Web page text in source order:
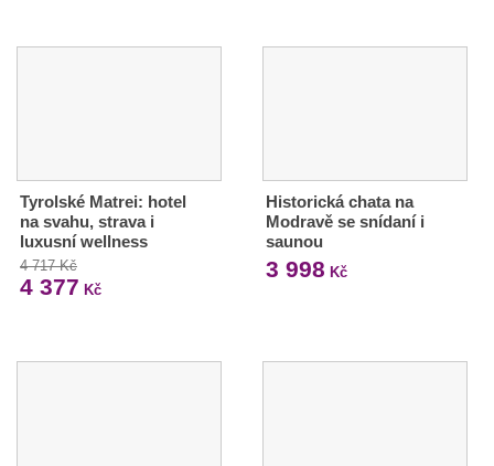
Tyrolské Matrei: hotel
na svahu, strava i
luxusní wellness
4 717 Kč
4 377 Kč
Historická chata na
Modravě se snídaní i
saunou
3 998 Kč